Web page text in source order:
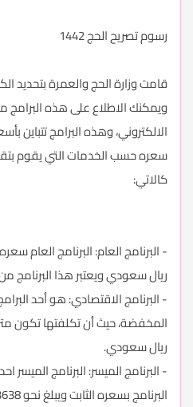
رسوم تصريح الحج 1442
قامت وزارة الحج والعمرة بتحديد
ويمكنك الاطلاع على هذه
الالكتروني، وهذه البرامج تتباين
سعره حسب الخدمات التي يقوم
كالاتي:
ريال سعودي ويعتبر هذا البرنامج
- البرنامج الاقتصادي: هو أحد
ريال سعودي.
- البرنامج الميسر: البرنامج الميسر
البرنامج بسعره الثابت ويبلغ نحو 3638 ريال سعودي.